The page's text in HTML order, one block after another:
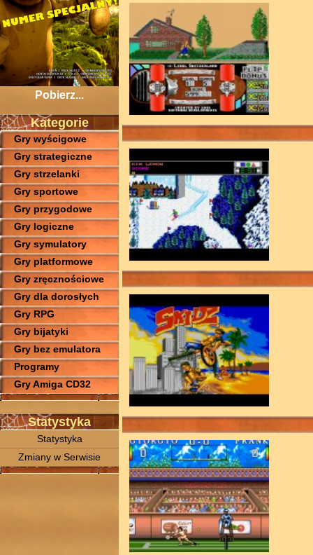
Pobierz...
Kategorie
Gry wyścigowe
Gry strategiczne
Gry strzelanki
Gry sportowe
Gry przygodowe
Gry logiczne
Gry symulatory
Gry platformowe
Gry zręcznościowe
Gry dla dorosłych
Gry RPG
Gry bijatyki
Gry bez emulatora
Programy
Gry Amiga CD32
Statystyka
Statystyka
Zmiany w Serwisie